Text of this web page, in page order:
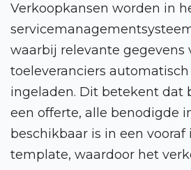
Verkoopkansen worden in
waarbij relevante gegevens
toeleveranciers
ingeladen. Dit betekent dat
een offerte, alle benodigde
beschikbaar is in een vooraf
template, waardoor het